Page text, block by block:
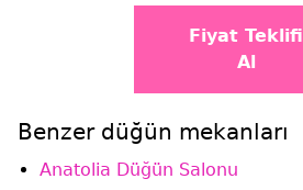
Fiyat Teklifi
Al
Benzer düğün mekanları
Anatolia Düğün Salonu